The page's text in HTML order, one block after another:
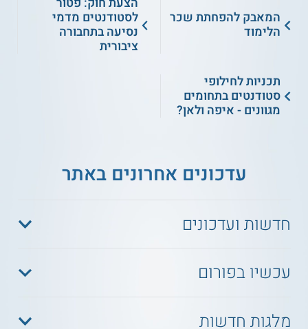
המאבק להפחתת שכר
הלימוד
לסטודנטים מדמי
נסיעה בתחבורה
ציבורית
תכניות לחילופי
סטודנטים בתחומים
מגוונים - איפה ולאן?
עדכונים אחרונים באתר
חדשות ועדכונים
עכשיו בפורום
מלגות חדשות